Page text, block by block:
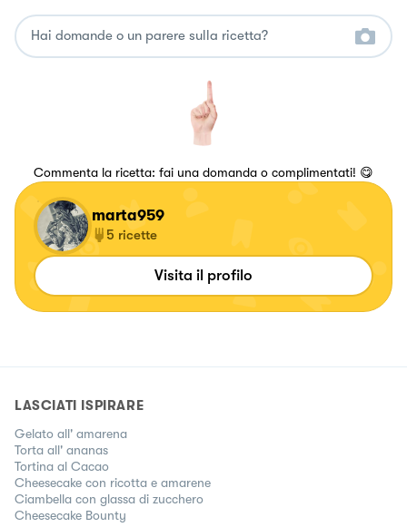
Commenta la ricetta: fai una domanda o complimentati! 😋
marta959
5 ricette
Visita il profilo
LASCIATI ISPIRARE
Gelato all' amarena
Torta all' ananas
Tortina al Cacao
Cheesecake con ricotta e amarene
Ciambella con glassa di zucchero
Cheesecake Bounty